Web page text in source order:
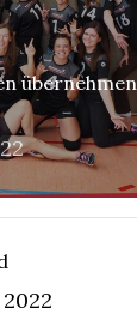
übernehmen